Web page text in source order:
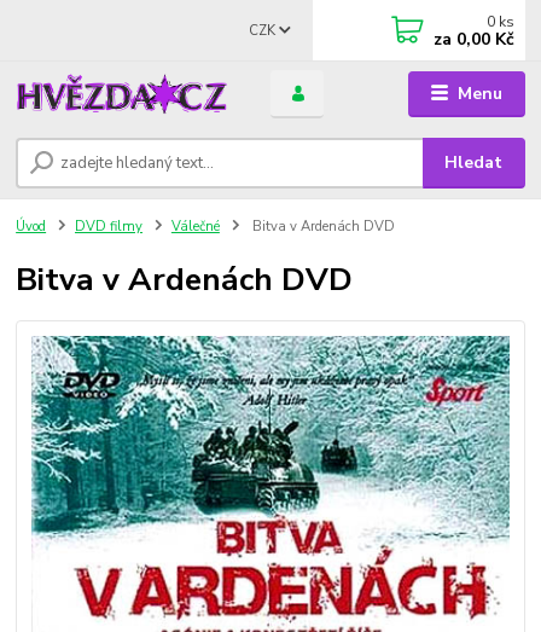
Menu
CZK
Hledat
0 ks
za 0,00 Kč
Úvod DVD filmy Válečné Bitva v Ardenách DVD
Bitva v Ardenách DVD